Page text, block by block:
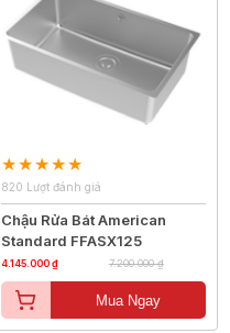
820 Lượt đánh giá
Chậu Rửa Bát American
Standard FFASX125
4.145.000 ₫ 7.200.000 ₫
Mua Ngay